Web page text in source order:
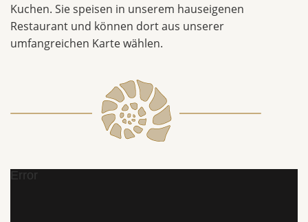
Kuchen. Sie speisen in unserem hauseigenen
Restaurant und können dort aus unserer
umfangreichen Karte wählen.
Error